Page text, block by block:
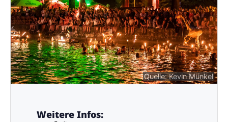
Quelle: Kevin Münkel
Weitere Infos: